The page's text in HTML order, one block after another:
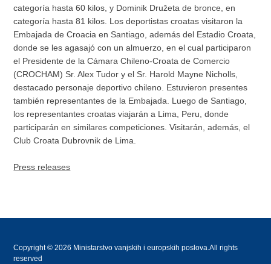
categoría hasta 60 kilos, y Dominik Družeta de bronce, en
categoría hasta 81 kilos. Los deportistas croatas visitaron la
Embajada de Croacia en Santiago, además del Estadio Croata,
donde se les agasajó con un almuerzo, en el cual participaron
el Presidente de la Cámara Chileno-Croata de Comercio
(CROCHAM) Sr. Alex Tudor y el Sr. Harold Mayne Nicholls,
destacado personaje deportivo chileno. Estuvieron presentes
también representantes de la Embajada. Luego de Santiago,
los representantes croatas viajarán a Lima, Peru, donde
participarán en similares competiciones. Visitarán, además, el
Club Croata Dubrovnik de Lima.
Press releases
Copyright © 2026 Ministarstvo vanjskih i europskih poslova.All rights
reserved